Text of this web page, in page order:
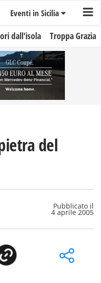
Eventi in Sicilia
dall'isola Troppa Grazia
del
Pubblicato il
4 aprile 2005